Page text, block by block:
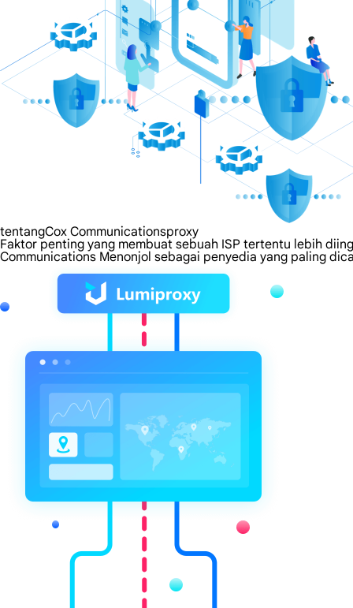
tentangCox Communicationsproxy
Faktor penting yang membuat sebuah ISP tertentu lebih
Communications Menonjol sebagai penyedia yang paling